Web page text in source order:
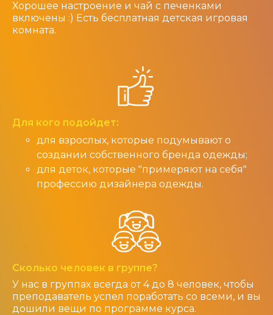
Хорошее настроение и чай с печенками
включены :) Есть бесплатная детская игровая
комната.
Для кого подойдет:
для взрослых, которые подумывают о
создании собственного бренда одежды;
для деток, которые "примеряют на себя"
профессию дизайнера одежды.
Сколько человек в группе?
У нас в группах всегда от 4 до 8 человек, чтобы
преподаватель успел поработать со всеми, и вы
дошили вещи по программе курса.